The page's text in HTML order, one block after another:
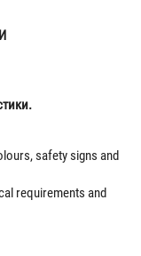
safety signs and
requirements and